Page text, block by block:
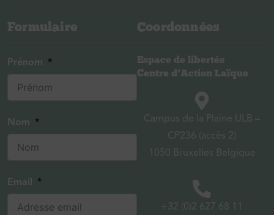
Formulaire
Prénom
Nom
Email
Coordonnées
Espace de libertés
Centre d’Action Laïque
Campus de la Plaine ULB –
CP236 (accès 2)
1050 Bruxelles Belgique
+32 (0)2 627 68 11